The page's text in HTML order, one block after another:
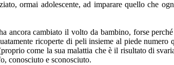
ormai adolescente, ad imparare quello che
ancora cambiato il volto da bambino, forse
ricoperte di peli insieme al piede numero
come la sua malattia che è il risultato di
conosciuto e sconosciuto.